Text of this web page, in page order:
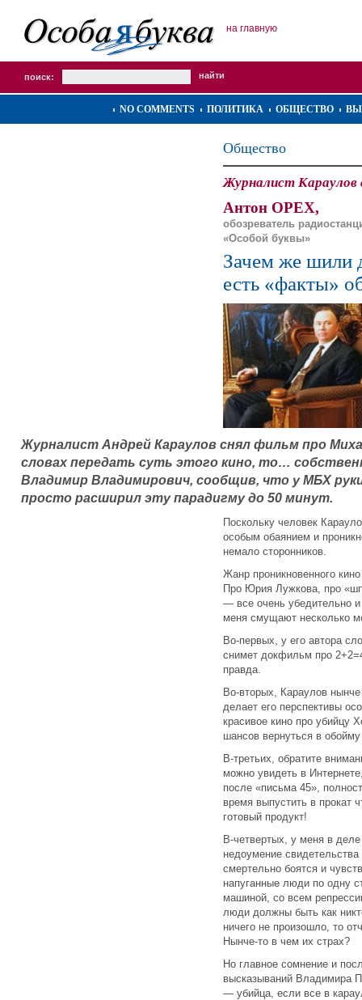
на главную
поиск:
NO COMMENTS ПОЛИТИКА ОБЩЕСТВО
Общество
Журналист Караулов
Антон ОРЕХ,
обозреватель
«Особой буквы»
Зачем же шили
есть «факты»
Журналист Андрей Караулов снял фильм про
словах передать суть этого кино, то…
Владимир Владимирович, сообщив, что у МБХ
просто расширил эту парадигму до 50 минут.
Поскольку человек
особым обаянием и
немало сторонников.
Жанр проникновенного
Про Юрия Лужкова, про
— все очень убедительно
меня смущают несколько
Во-первых, у его автора
снимет докфильм про
правда.
Во-вторых, Караулов
делает его перспективы
красивое кино про убийцу
шансов вернуться в
В-третьих, обратите
можно увидеть в
после «письма 45»,
время выпустить в прокат
готовый продукт!
В-четвертых, у меня в
недоумение
смертельно боятся и
напуганные люди по одну
машиной, со всем
люди должны быть как
ничего не произошло, то
Нынче-то в чем их страх?
Но главное сомнение и
высказываний Владимира
— убийца, если все в